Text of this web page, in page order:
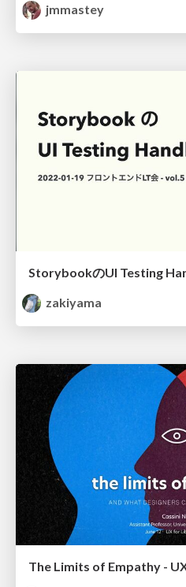
jmmastey
StorybookのUI Testing
zakiyama
The Limits of Empathy -